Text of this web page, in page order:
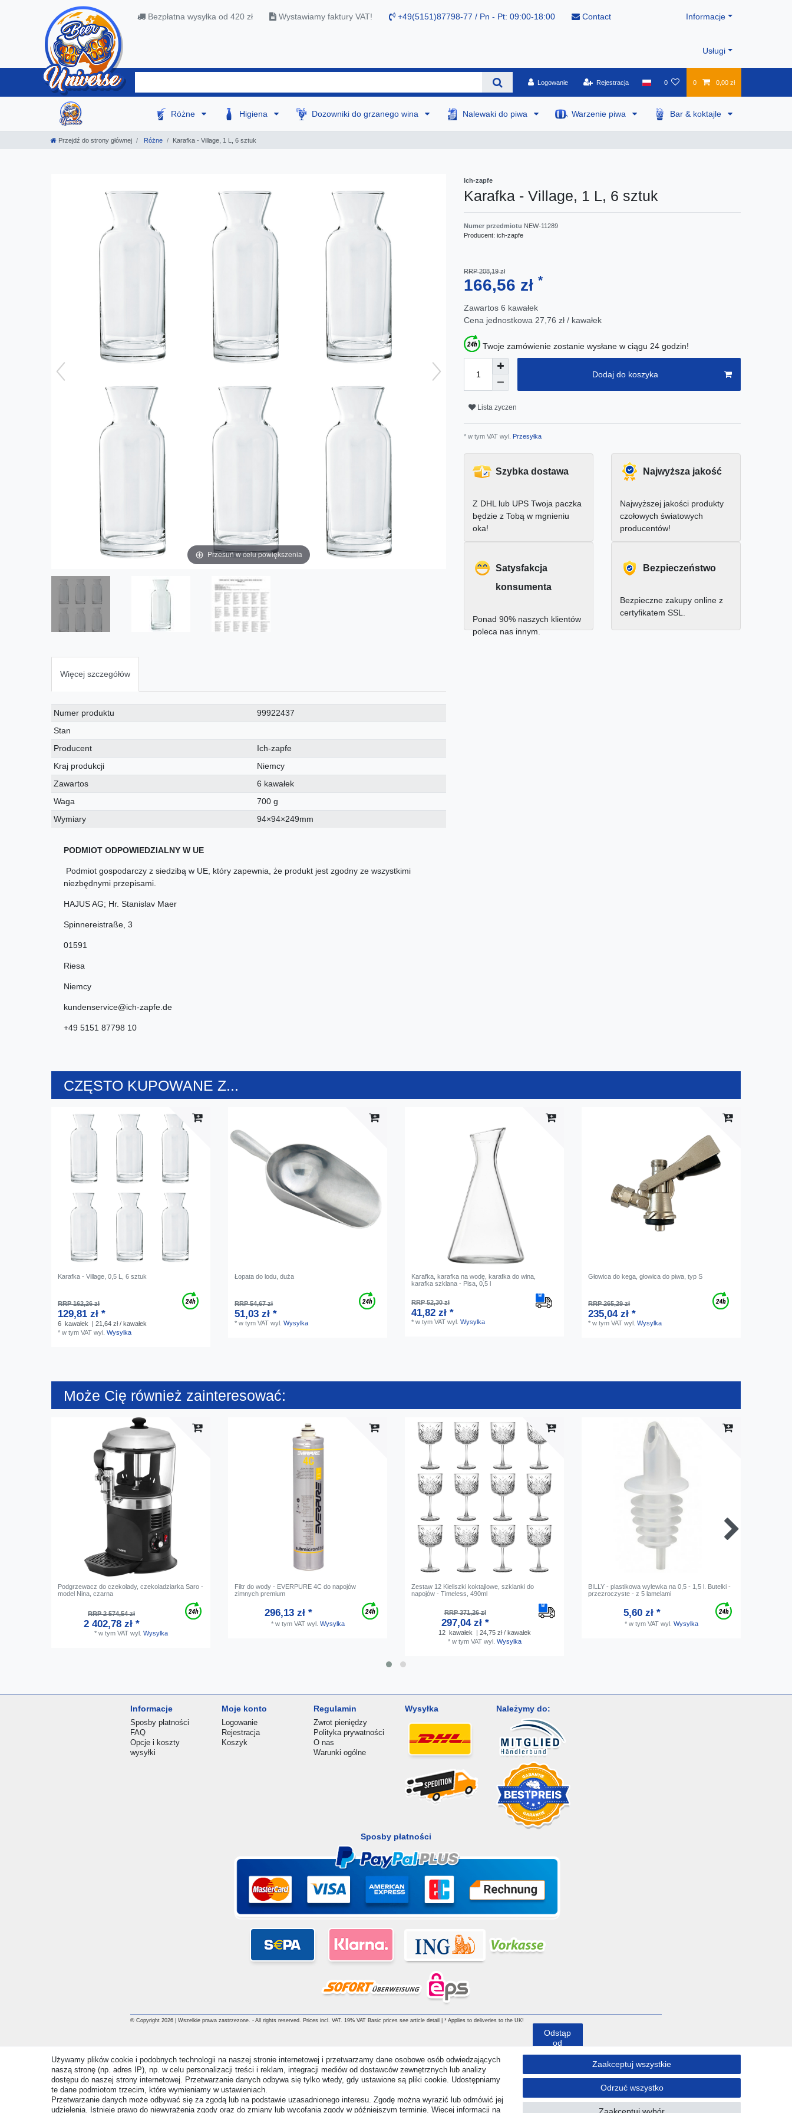
Bezpłatna wysyłka od 420 zł Wystawiamy faktury VAT! +49(5151)87798-77 / Pn - Pt: 09:00-18:00 Contact Informacje
Usługi
Logowanie Rejestracja 0 0 0,00 zł
Różne Higiena Dozowniki do grzanego wina Nalewaki do piwa Warzenie piwa Bar & koktajle
Przejdź do strony głównej Różne Karafka - Village, 1 L, 6 sztuk
Przesuń w celu powiększenia
Więcej szczegółów
Charakterystyka
techniczna
Wartość
Numer produktu
99922437
Stan
Producent
Ich-zapfe
Kraj produkcji
Niemcy
Zawartos
6 kawałek
Waga
700 g
Wymiary
94×94×249mm
PODMIOT ODPOWIEDZIALNY W UE
Podmiot gospodarczy z siedzibą w UE, który zapewnia, że produkt jest zgodny ze wszystkimi
niezbędnymi przepisami.
HAJUS AG; Hr. Stanislav Maer
Spinnereistraße 3
01591
Riesa
Niemcy
kundenservice@ich-zapfe.de
+49 5151 87798 10
Ich-zapfe
Karafka - Village, 1 L, 6 sztuk
Numer przedmiotu NEW-11289
Producent: ich-zapfe
RRP 208,19 zł
166,56 zł *
Zawartos 6 kawałek
Cena jednostkowa 27,76 zł / kawałek
Twoje zamówienie zostanie wysłane w ciągu 24 godzin!
Dodaj do koszyka
Lista zyczen
* w tym VAT wyl. Przesyłka
Szybka dostawa
Z DHL lub UPS Twoja paczka
będzie z Tobą w mgnieniu
oka!
Najwyższa jakość
Najwyższej jakości produkty
czołowych światowych
producentów!
Satysfakcja
konsumenta
Ponad 90% naszych klientów
poleca nas innym.
Bezpieczeństwo
Bezpieczne zakupy online z
certyfikatem SSL.
CZĘSTO KUPOWANE Z...
Karafka - Village, 0,5 L, 6 sztuk
RRP 162,26 zł
129,81 zł *
6 kawałek
| 21,64 zł / kawałek
*w tym VAT wyl.Wysylka
Łopata do lodu, duża
RRP 54,67 zł
51,03 zł *
*w tym VAT wyl.Wysylka
Karafka, karafka na wodę, karafka do wina,
karafka szklana - Pisa, 0,5 l
RRP 52,30 zł
41,82 zł *
*w tym VAT wyl.Wysylka
Głowica do kega, głowica do piwa, typ S
RRP 265,29 zł
235,04 zł *
*w tym VAT wyl.Wysylka
Może Cię również zainteresować:
Podgrzewacz do czekolady, czekoladziarka Saro -
model Nina, czarna
RRP 2 574,54 zł
2 402,78 zł *
* w tym VATwyl. Wysylka
Filtr do wody - EVERPURE 4C do napojów
zimnych premium
296,13 zł *
* w tym VATwyl. Wysylka
Zestaw 12 Kieliszki koktajlowe, szklanki do
napojów - Timeless, 490ml
RRP 371,26 zł
297,04 zł *
12 kawałek
| 24,75 zł / kawałek
* w tym VATwyl. Wysylka
BILLY - plastikowa wylewka na 0,5 - 1,5 l. Butelki -
przezroczyste - z 5 lamelami
5,60 zł *
* w tym VATwyl. Wysylka
Informacje
Sposby płatności
FAQ
Opcje i koszty
wysyłki
Moje konto
Logowanie
Rejestracja
Koszyk
Regulamin
Zwrot pieniędzy
Polityka prywatności
O nas
Warunki ogólne
Wysyłka Należymy do:
Sposby płatności
© Copyright 2026 | Wszelkie prawa zastrzezone. - All rights reserved. Prices incl. VAT. 19% VAT Basic prices see article detail | * Applies to deliveries to the UK!
Używamy plików cookie i podobnych technologii na naszej stronie internetowej i przetwarzamy dane osobowe osób odwiedzających
naszą stronę (np. adres IP), np. w celu personalizacji treści i reklam, integracji mediów od dostawców zewnętrznych lub analizy
dostępu do naszej strony internetowej. Przetwarzanie danych odbywa się tylko wtedy, gdy ustawione są pliki cookie. Udostępniamy
te dane podmiotom trzecim, które wymieniamy w ustawieniach.
Przetwarzanie danych może odbywać się za zgodą lub na podstawie uzasadnionego interesu. Zgodę można wyrazić lub odmówić jej
udzielenia. Istnieje prawo do niewyrażenia zgody oraz do zmiany lub wycofania zgody w późniejszym terminie. Więcej informacji na
Zaakceptuj wszystkie
Odrzuć wszystko
Odstąp
od
umowy